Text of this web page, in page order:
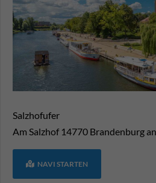
Salzhofufer
Am Salzhof 14770 Brandenburg
NAVI STARTEN